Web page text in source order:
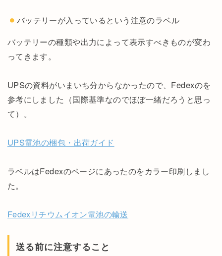
バッテリーが入っているという注意のラベル
バッテリーの種類や出力によって表示すべきものが変わ
ってきます。
UPSの資料がいまいち分からなかったので、Fedexのを
参考にしました（国際基準なのでほぼ一緒だろうと思っ
て）。
UPS電池の梱包・出荷ガイド
ラベルはFedexのページにあったのをカラー印刷しまし
た。
Fedexリチウムイオン電池の輸送
送る前に注意すること